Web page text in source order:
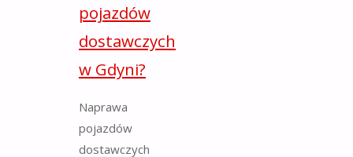
pojazdów
dostawczych
w Gdyni?
Naprawa
pojazdów
dostawczych